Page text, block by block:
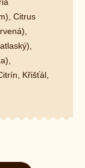
Citrus
Křišťál,